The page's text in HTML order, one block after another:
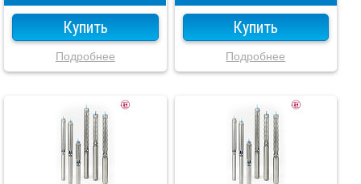
Купить
Подробнее
Купить
Подробнее